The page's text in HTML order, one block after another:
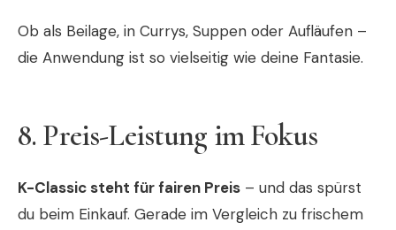
Ob als Beilage, in Currys, Suppen oder Aufläufen –
die Anwendung ist so vielseitig wie deine Fantasie.
8. Preis-Leistung im Fokus
K-Classic steht für fairen Preis – und das spürst
du beim Einkauf. Gerade im Vergleich zu frischem